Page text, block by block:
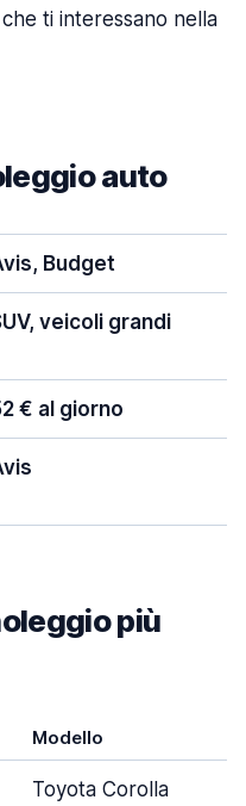
ti interessano nella
auto
Budget
veicoli grandi
€ al giorno
più
Modello
Toyota Corolla